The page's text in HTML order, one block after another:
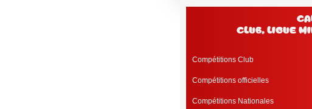
club, Ligue
Compétitions Club
Compétitions officielles
Compétitions Nationales